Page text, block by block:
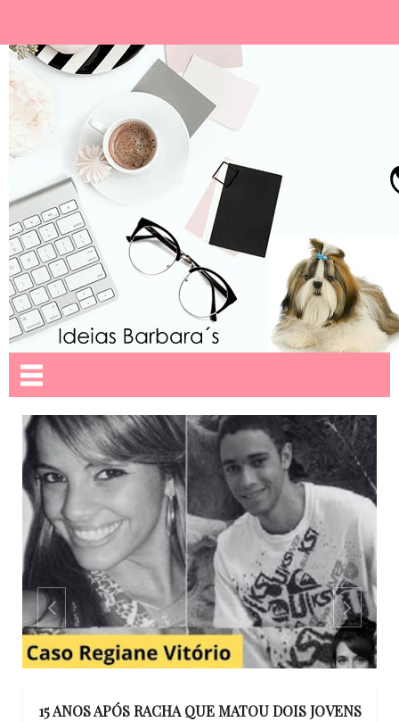
15 ANOS APÓS RACHA QUE MATOU DOIS JOVENS